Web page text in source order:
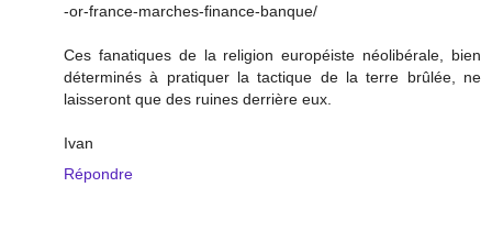
-or-france-marches-finance-banque/
Ces fanatiques de la religion européiste néolibérale, bien
déterminés à pratiquer la tactique de la terre brûlée, ne
laisseront que des ruines derrière eux.
Ivan
Répondre